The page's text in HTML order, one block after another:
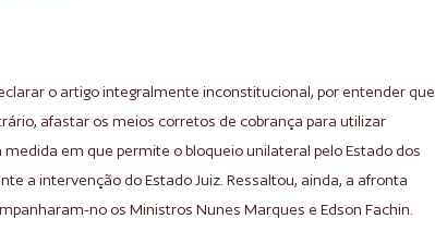
o artigo integralmente inconstitucional, por entender que
afastar os meios corretos de cobrança para utilizar
em que permite o bloqueio unilateral pelo Estado dos
a intervenção do Estado Juiz. Ressaltou, ainda, a afronta
no os Ministros Nunes Marques e Edson Fachin.